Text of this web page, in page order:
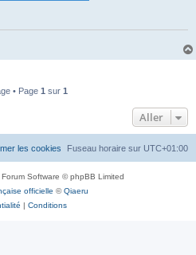
• Page 1 sur 1
Aller
Fuseau horaire sur UTC+01:00
les cookies
Software © phpBB Limited
officielle ©Qiaeru
| Conditions